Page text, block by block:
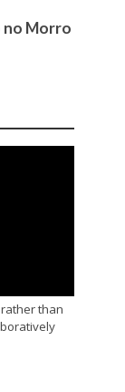
no Morro
than